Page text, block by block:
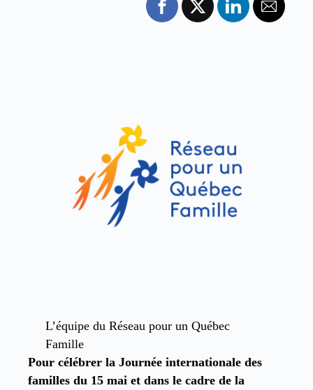
L’équipe du Réseau pour un Québec
Famille
Pour célébrer la Journée internationale des
familles du 15 mai et dans le cadre de la